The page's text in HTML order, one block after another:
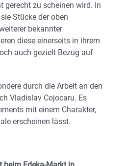
gerecht zu scheinen wird. In
Stücke der oben
bekannter
diese einerseits in ihrem
auch gezielt Bezug auf
durch die Arbeit an den
Vladislav Cojocaru. Es
mit einem Charakter,
erscheinen lässt.